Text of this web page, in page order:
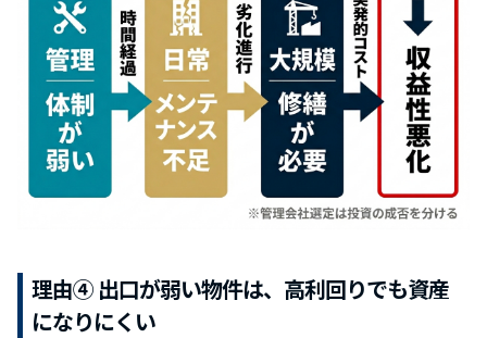
理由④ 出口が弱い物件は、高利回りでも資産
になりにくい